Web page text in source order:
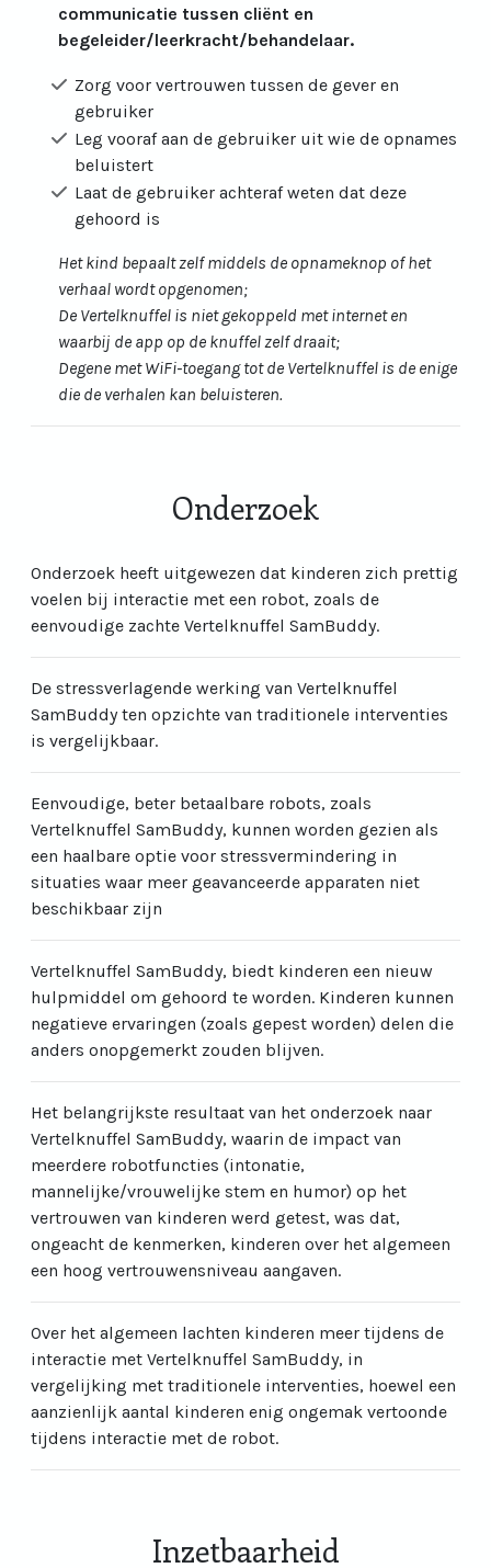
communicatie tussen cliënt en
begeleider/leerkracht/behandelaar.
Zorg voor vertrouwen tussen de gever en
gebruiker
Leg vooraf aan de gebruiker uit wie de opnames
beluistert
Laat de gebruiker achteraf weten dat deze
gehoord is
Het kind bepaalt zelf middels de opnameknop of het
verhaal wordt opgenomen;
De Vertelknuffel is niet gekoppeld met internet en
waarbij de app op de knuffel zelf draait;
Degene met WiFi-toegang tot de Vertelknuffel is de enige
die de verhalen kan beluisteren.
Onderzoek
Onderzoek heeft uitgewezen dat kinderen zich prettig
voelen bij interactie met een robot, zoals de
eenvoudige zachte Vertelknuffel SamBuddy.
De stressverlagende werking van Vertelknuffel
SamBuddy ten opzichte van traditionele interventies
is vergelijkbaar.
Eenvoudige, beter betaalbare robots, zoals
Vertelknuffel SamBuddy, kunnen worden gezien als
een haalbare optie voor stressvermindering in
situaties waar meer geavanceerde apparaten niet
beschikbaar zijn
Vertelknuffel SamBuddy, biedt kinderen een nieuw
hulpmiddel om gehoord te worden. Kinderen kunnen
negatieve ervaringen (zoals gepest worden) delen die
anders onopgemerkt zouden blijven.
Het belangrijkste resultaat van het onderzoek naar
Vertelknuffel SamBuddy, waarin de impact van
meerdere robotfuncties (intonatie,
mannelijke/vrouwelijke stem en humor) op het
vertrouwen van kinderen werd getest, was dat,
ongeacht de kenmerken, kinderen over het algemeen
een hoog vertrouwensniveau aangaven.
Over het algemeen lachten kinderen meer tijdens de
interactie met Vertelknuffel SamBuddy, in
vergelijking met traditionele interventies, hoewel een
aanzienlijk aantal kinderen enig ongemak vertoonde
tijdens interactie met de robot.
Inzetbaarheid